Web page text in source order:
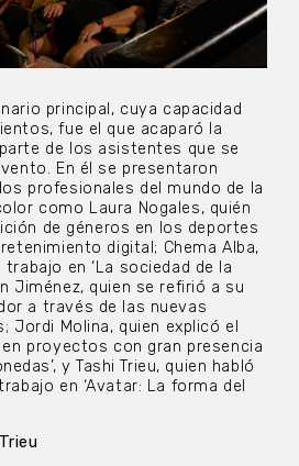
principal, cuya capacidad
fue el que acaparó la
de los asistentes que se
En él se presentaron
profesionales del mundo de la
como Laura Nogales, quién
de géneros en los deportes
digital; Chema Alba,
en ‘La sociedad de la
Jiménez, quien se refirió a su
a través de las nuevas
Jordi Molina, quien explicó el
proyectos con gran presencia
y Tashi Trieu, quien habló
en ‘Avatar: La forma del